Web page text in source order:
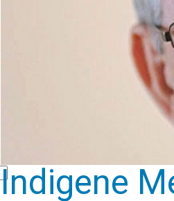
Indigene